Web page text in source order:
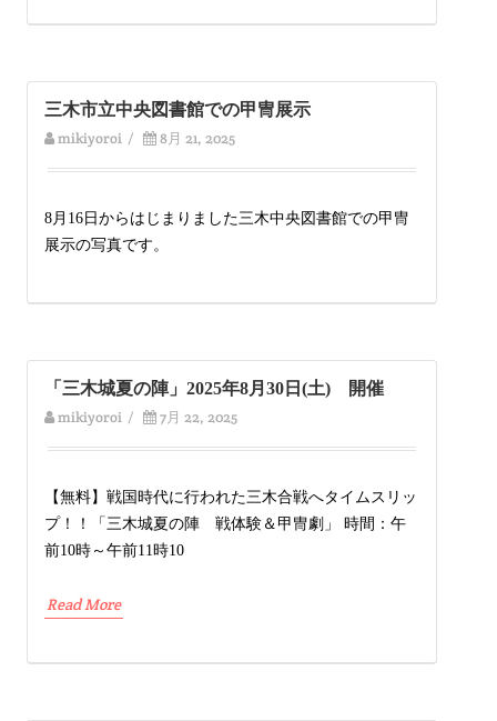
三木市立中央図書館での甲冑展示
mikiyoroi / 8月 21, 2025
8月16日からはじまりました三木中央図書館での甲冑
展示の写真です。
「三木城夏の陣」2025年8月30日(土) 開催
mikiyoroi / 7月 22, 2025
【無料】戦国時代に行われた三木合戦へタイムスリッ
プ！！「三木城夏の陣 戦体験＆甲冑劇」 時間：午
前10時～午前11時10
Read More